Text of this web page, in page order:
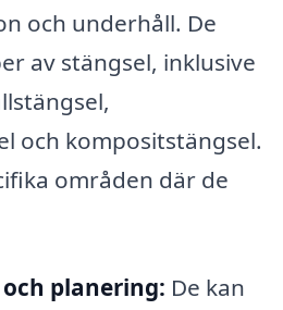
och underhåll. De
av stängsel, inklusive
och kompositstängsel.
områden där de
planering: De kan